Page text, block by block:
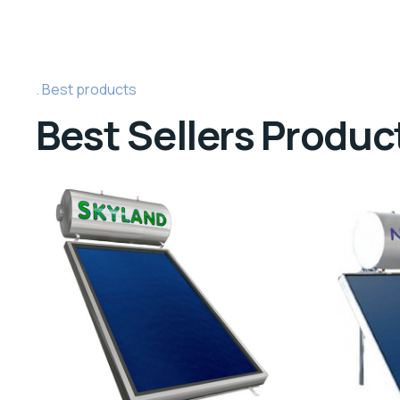
Best products
Best Sellers